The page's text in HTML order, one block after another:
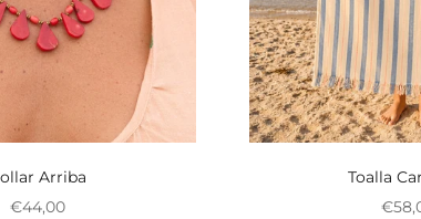
Arriba
Preço promocional
€44,00
Toalla